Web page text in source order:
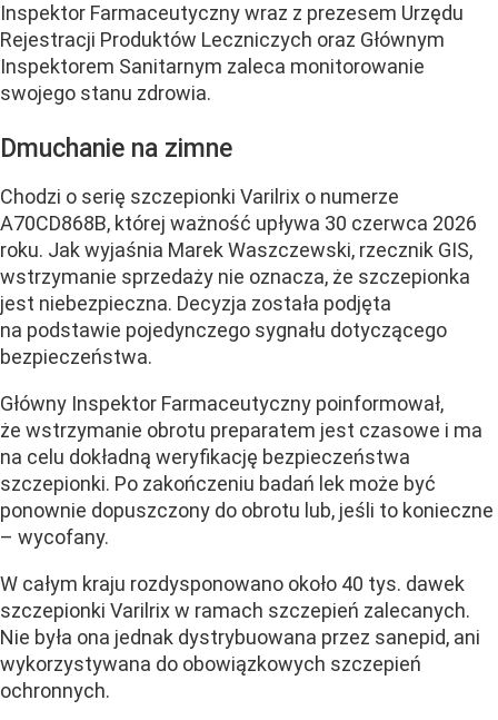
Inspektor Farmaceutyczny wraz z prezesem Urzędu
Rejestracji Produktów Leczniczych oraz Głównym
Inspektorem Sanitarnym zaleca monitorowanie
swojego stanu zdrowia.
Dmuchanie na zimne
Chodzi o serię szczepionki Varilrix o numerze
A70CD868B, której ważność upływa 30 czerwca 2026
roku. Jak wyjaśnia Marek Waszczewski, rzecznik GIS,
wstrzymanie sprzedaży nie oznacza, że szczepionka
jest niebezpieczna. Decyzja została podjęta
na podstawie pojedynczego sygnału dotyczącego
bezpieczeństwa.
Główny Inspektor Farmaceutyczny poinformował,
że wstrzymanie obrotu preparatem jest czasowe i ma
na celu dokładną weryfikację bezpieczeństwa
szczepionki. Po zakończeniu badań lek może być
ponownie dopuszczony do obrotu lub, jeśli to konieczne
– wycofany.
W całym kraju rozdysponowano około 40 tys. dawek
szczepionki Varilrix w ramach szczepień zalecanych.
Nie była ona jednak dystrybuowana przez sanepid, ani
wykorzystywana do obowiązkowych szczepień
ochronnych.